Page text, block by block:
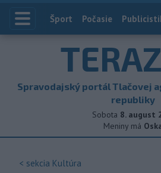
Index
Šport Počasie
TERAZ
Spravodajský portál Tlačovej
republiky
Sobota 8. august
Meniny má
< sekcia Kultúra